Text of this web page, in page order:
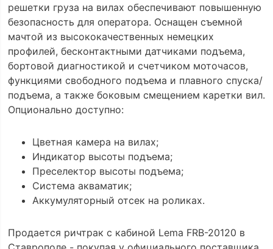
решетки груза на вилах обеспечивают повышенную
безопасность для оператора. Оснащен съемной
мачтой из высококачественных немецких
профилей, бесконтактными датчиками подъема,
бортовой диагностикой и счетчиком моточасов,
функциями свободного подъема и плавного спуска/
подъема, а также боковым смещением каретки вил.
Опционально доступно:
Цветная камера на вилах;
Индикатор высоты подъема;
Преселектор высоты подъема;
Система акваматик;
Аккумуляторный отсек на роликах.
Продается ричтрак с кабиной Lema FRB-20120 в